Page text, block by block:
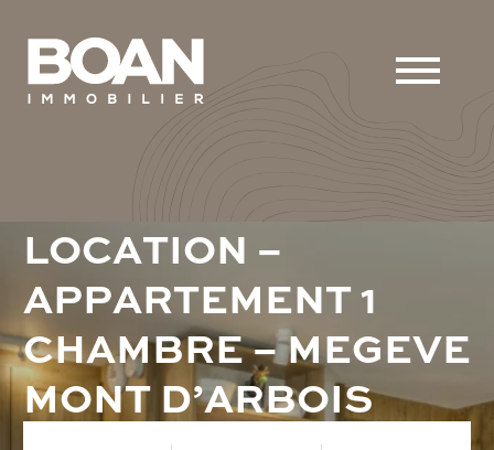
LOCATION –
APPARTEMENT1
CHAMBRE–MEGEVE
MONT D’ARBOIS